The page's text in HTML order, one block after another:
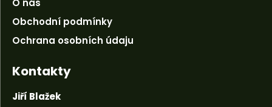
O nás
Obchodní podmínky
Ochrana osobních údaju
Kontakty
Jiří Blažek